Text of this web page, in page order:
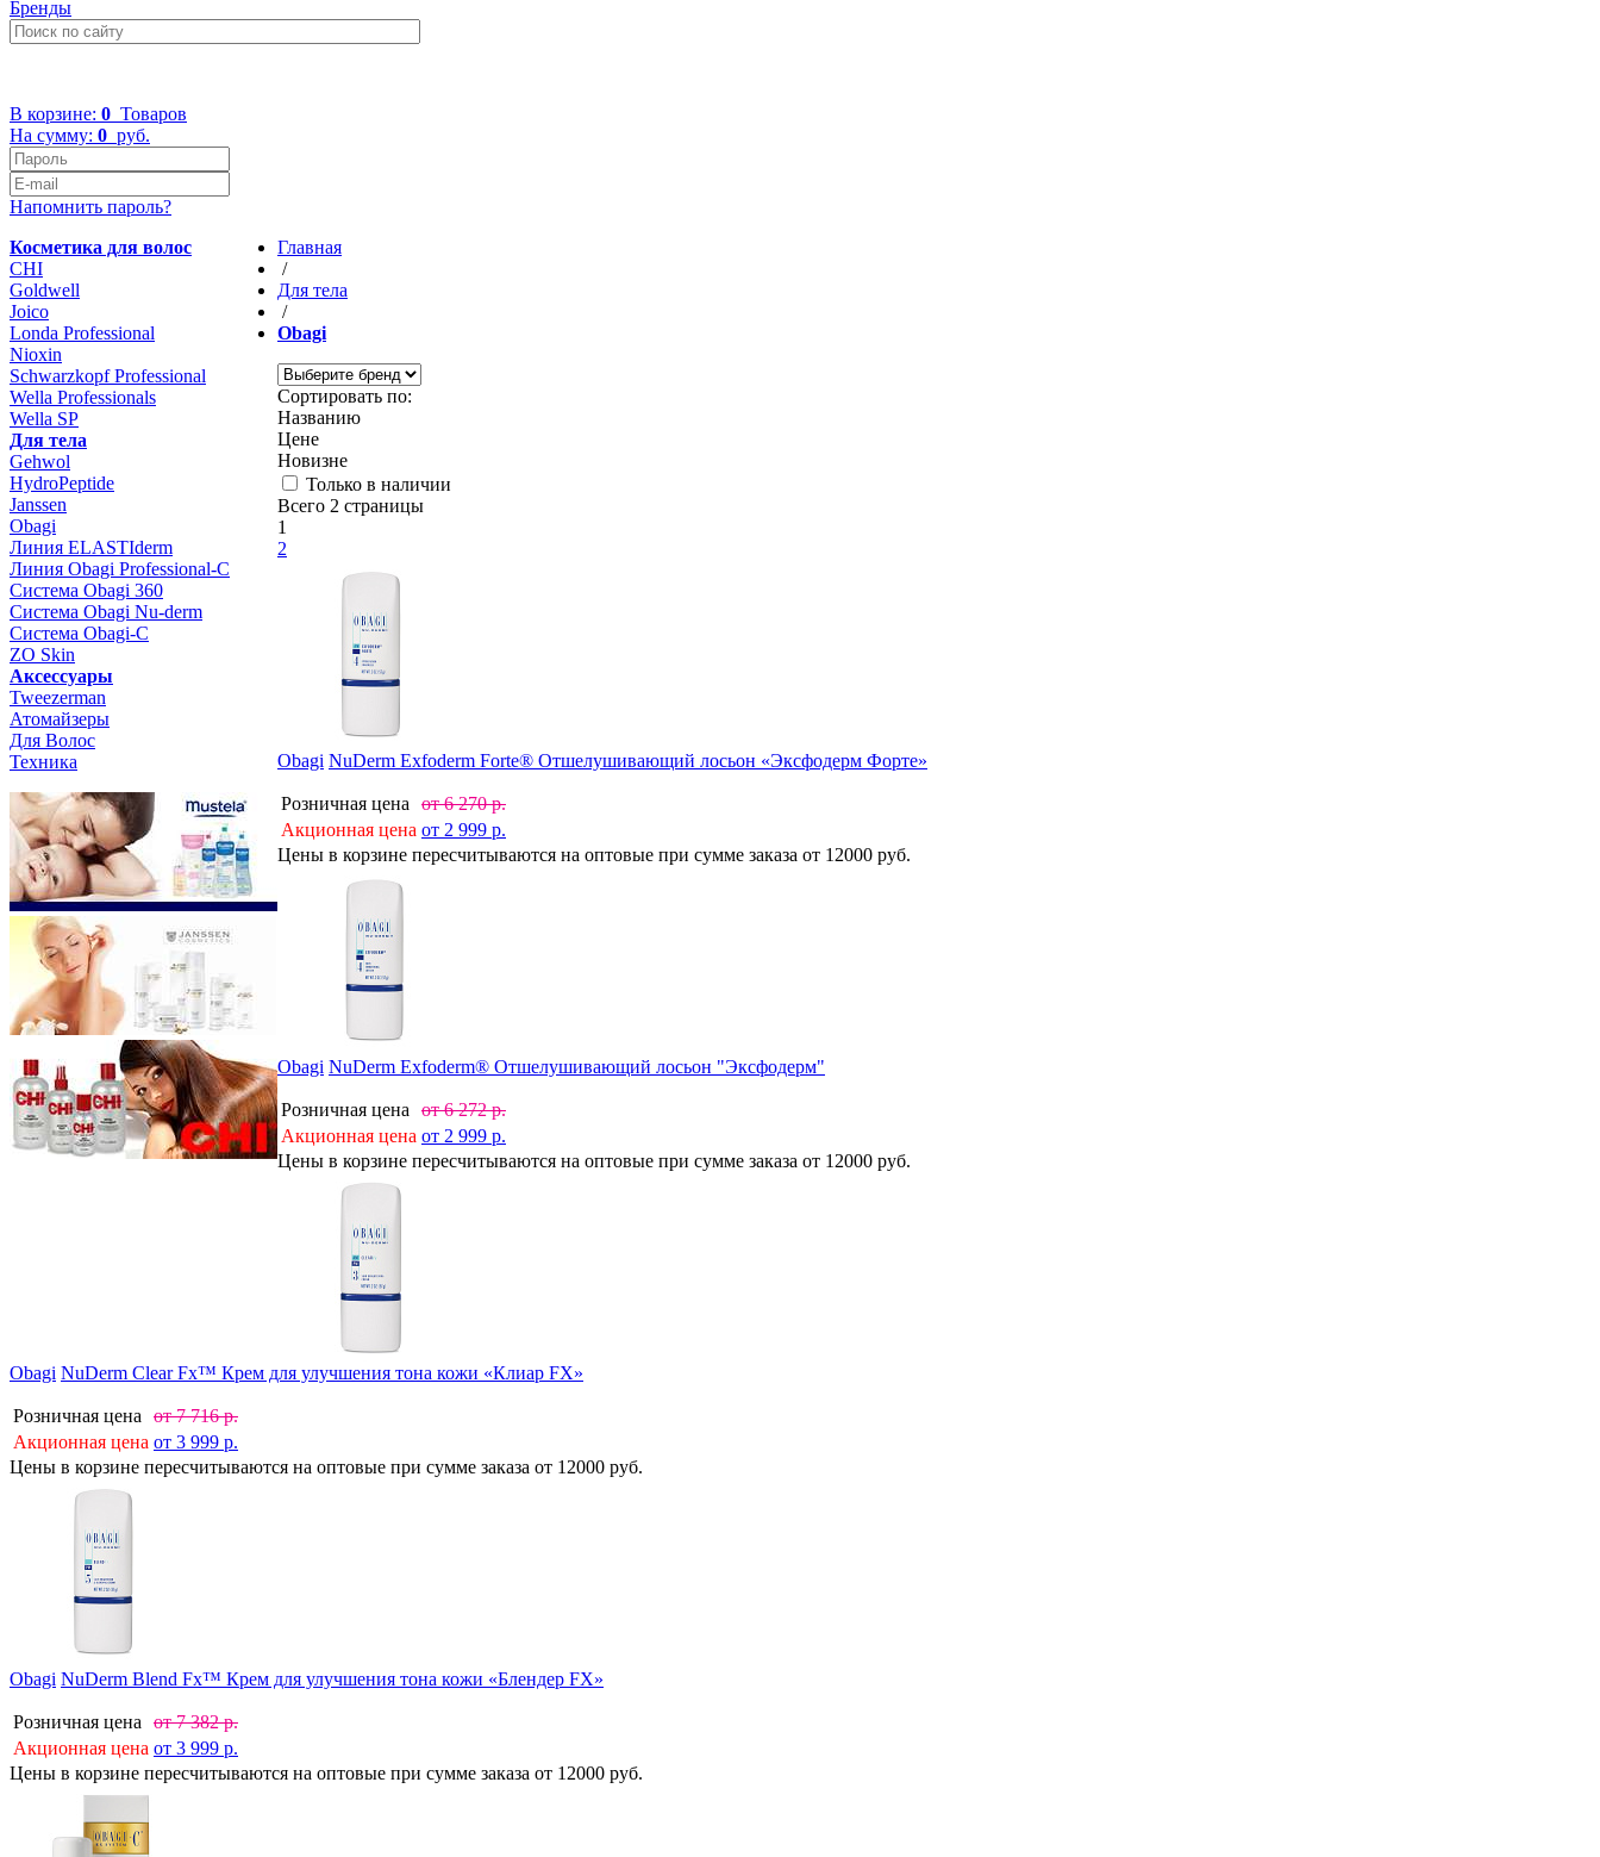
Бренды
В корзине: 0 Товаров
На сумму: 0 руб.
Напомнить пароль?
Косметика для волос
CHI
Goldwell
Joico
Londa Professional
Nioxin
Schwarzkopf Professional
Wella Professionals
Wella SP
Для тела
Gehwol
HydroPeptide
Janssen
Obagi
Линия ELASTIderm
Линия Obagi Professional-C
Система Obagi 360
Система Obagi Nu-derm
Система Obagi-C
ZO Skin
Aксессуары
Tweezerman
Атомайзеры
Для Волос
Техника
Главная
/
Для тела
/
Obagi
Сортировать по:
Названию
Цене
Новизне
Только в наличии
Всего 2 страницы
1
2
Obagi NuDerm Exfoderm Forte® Отшелушивающий лосьон «Эксфодерм Форте»
Розничная цена от6 270р.
Акционная цена от 2 999 р.
Цены в корзине пересчитываются на оптовые при сумме заказа от 12000 руб.
Obagi NuDerm Exfoderm® Отшелушивающий лосьон "Эксфодерм"
Розничная цена от6 272р.
Акционная цена от 2 999 р.
Цены в корзине пересчитываются на оптовые при сумме заказа от 12000 руб.
Obagi NuDerm Clear Fx™ Крем для улучшения тона кожи «Клиар FX»
Розничная цена от7 716р.
Акционная цена от 3 999 р.
Цены в корзине пересчитываются на оптовые при сумме заказа от 12000 руб.
Obagi NuDerm Blend Fx™ Крем для улучшения тона кожи «Блендер FX»
Розничная цена от7 382р.
Акционная цена от 3 999 р.
Цены в корзине пересчитываются на оптовые при сумме заказа от 12000 руб.